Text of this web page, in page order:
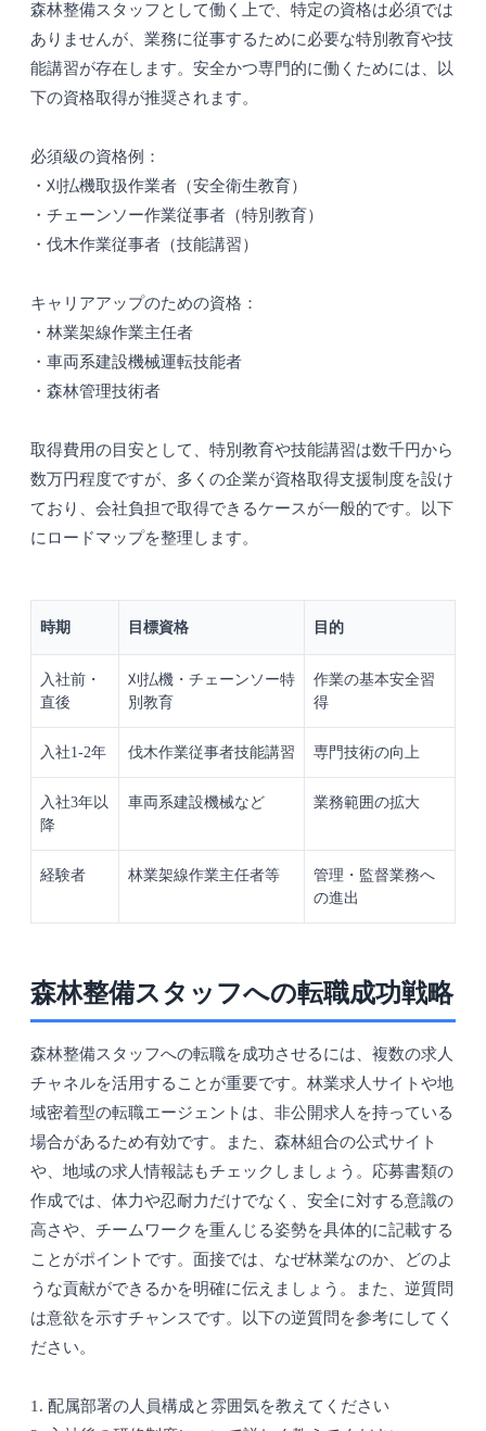
森林整備スタッフとして働く上で、特定の資格は必須では
ありませんが、業務に従事するために必要な特別教育や技
能講習が存在します。安全かつ専門的に働くためには、以
下の資格取得が推奨されます。
必須級の資格例：
・刈払機取扱作業者（安全衛生教育）
・チェーンソー作業従事者（特別教育）
・伐木作業従事者（技能講習）
キャリアアップのための資格：
・林業架線作業主任者
・車両系建設機械運転技能者
・森林管理技術者
取得費用の目安として、特別教育や技能講習は数千円から
数万円程度ですが、多くの企業が資格取得支援制度を設け
ており、会社負担で取得できるケースが一般的です。以下
にロードマップを整理します。
時期 目標資格 目的
入社前・
直後
刈払機・チェーンソー特
別教育
作業の基本安全習
得
入社1-2年 伐木作業従事者技能講習 専門技術の向上
入社3年以
降
車両系建設機械など 業務範囲の拡大
経験者 林業架線作業主任者等
管理・監督業務へ
の進出
森林整備スタッフへの転職成功戦略
森林整備スタッフへの転職を成功させるには、複数の求人
チャネルを活用することが重要です。林業求人サイトや地
域密着型の転職エージェントは、非公開求人を持っている
場合があるため有効です。また、森林組合の公式サイト
や、地域の求人情報誌もチェックしましょう。応募書類の
作成では、体力や忍耐力だけでなく、安全に対する意識の
高さや、チームワークを重んじる姿勢を具体的に記載する
ことがポイントです。面接では、なぜ林業なのか、どのよ
うな貢献ができるかを明確に伝えましょう。また、逆質問
は意欲を示すチャンスです。以下の逆質問を参考にしてく
ださい。
1. 配属部署の人員構成と雰囲気を教えてください